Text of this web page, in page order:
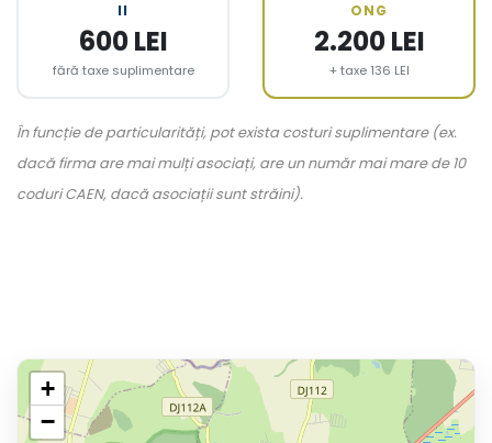
II
600 LEI
fără taxe suplimentare
ONG
2.200 LEI
+ taxe 136 LEI
În funcție de particularități, pot exista costuri suplimentare (ex.
dacă firma are mai mulți asociați, are un număr mai mare de 10
coduri CAEN, dacă asociații sunt străini).
+
−